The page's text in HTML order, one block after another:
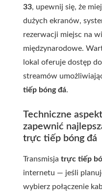
33, upewnij się, że
dużych ekranów,
rezerwacji miejsc na
międzynarodowe.
lokal oferuje dostęp
streamów
tiếp bóng đá.
Techniczne
zapewnić
trực tiếp bóng đá
Transmisja trực tiếp
internetu — jeśli
wybierz połączenie